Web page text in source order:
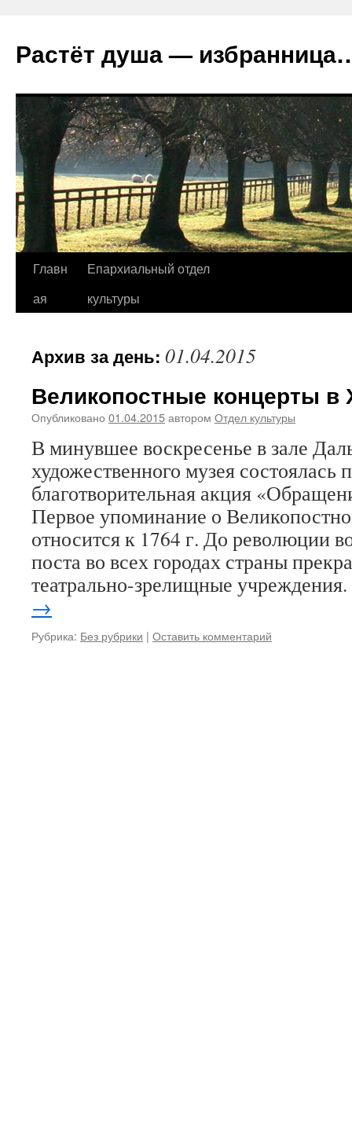
Растёт душа —
Перейти
Главн
ая
Епархиальный отдел
культуры
Архив за день: 01.04.2015
Великопостные концерты в
Опубликовано 01.04.2015автором Отдел культуры
В минувшее воскресенье в зале
художественного музея состоялась
благотворительная акция
Первое упоминание о
относится к 1764 г. До революции
поста во всех городах страны
театрально-зрелищные
→
Рубрика: Без рубрики | Оставить комментарий